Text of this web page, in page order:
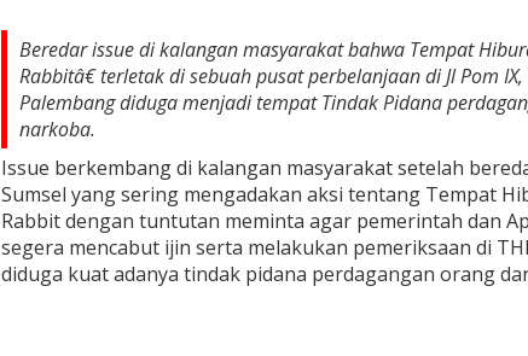
d
a
d
i
t
n
g
a
p
u
Beredar issue di kalangan masyarakat bahwa Tempat
Rabbitâ€ terletak di sebuah pusat perbelanjaan di Jl Pom
Palembang diduga menjadi tempat Tindak Pidana
narkoba.
Issue berkembang di kalangan masyarakat setelah
Sumsel yang sering mengadakan aksi tentang Tempat
Rabbit dengan tuntutan meminta agar pemerintah dan
segera mencabut ijin serta melakukan pemeriksaan di
diduga kuat adanya tindak pidana perdagangan orang